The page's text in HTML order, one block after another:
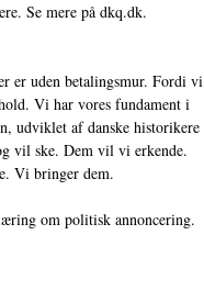
Se mere på dkq.dk.
er uden betalingsmur. Fordi vi
Vi har vores fundament i
udviklet af danske historikere
vil ske. Dem vil vi erkende.
Vi bringer dem.
om politisk annoncering.